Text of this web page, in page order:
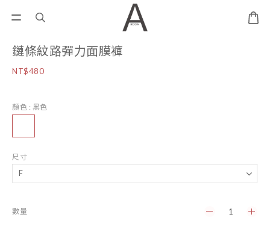
鏈條紋路彈力面膜褲
NT$480
顏色 : 黑色
尺寸
數量